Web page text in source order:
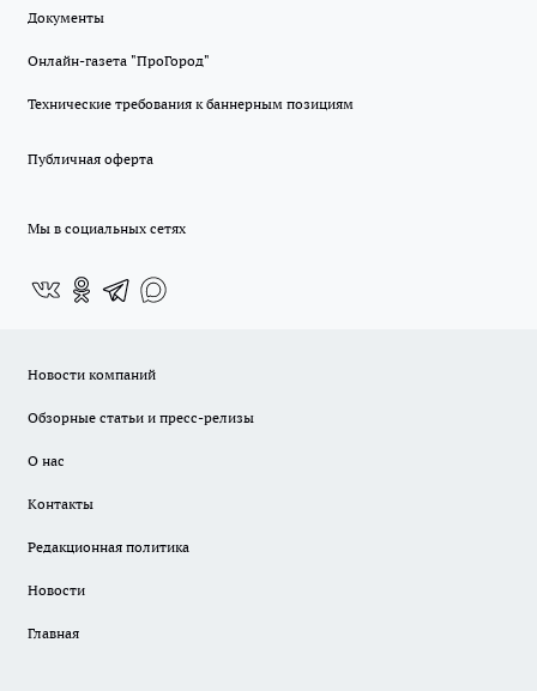
Документы
Онлайн-газета "ПроГород"
Технические требования к баннерным позициям
Публичная оферта
Мы в социальных сетях
Новости компаний
Обзорные статьи и пресс-релизы
О нас
Контакты
Редакционная политика
Новости
Главная